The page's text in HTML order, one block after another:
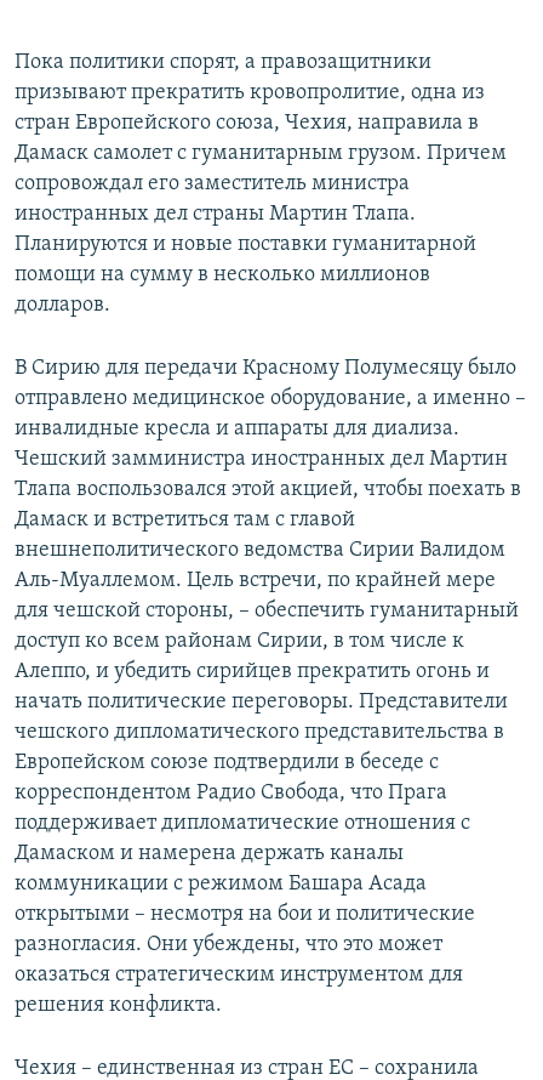
Пока политики спорят, а ​правозащитники
призывают прекратить кровопролитие, одна из
стран Европейского союза, Чехия, направила в
Дамаск самолет с гуманитарным грузом. Причем
сопровождал его заместитель министра
иностранных дел страны Мартин Тлапа.
Планируются и новые поставки гуманитарной
помощи на сумму в несколько миллионов
долларов.
В Сирию для передачи Красному Полумесяцу было
отправлено медицинское оборудование, а именно –
инвалидные кресла и аппараты для диализа.
Чешский замминистра иностранных дел Мартин
Тлапа воспользовался этой акцией, чтобы поехать в
Дамаск и встретиться там с главой
внешнеполитического ведомства Сирии Валидом
Аль-Муаллемом. Цель встречи, по крайней мере
для чешской стороны, – обеспечить гуманитарный
доступ ко всем районам Сирии, в том числе к
Алеппо, и убедить сирийцев прекратить огонь и
начать политические переговоры. Представители
чешского дипломатического представительства в
Европейском союзе подтвердили в беседе с
корреспондентом Радио Свобода, что Прага
поддерживает дипломатические отношения с
Дамаском и намерена держать каналы
коммуникации с режимом Башара Асада
открытыми – несмотря на бои и политические
разногласия. Они убеждены, что это может
оказаться стратегическим инструментом для
решения конфликта.
Чехия – единственная из стран ЕС – сохранила